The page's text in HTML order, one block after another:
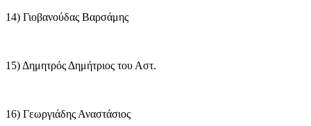
14) Γιοβανούδας Βαρσάμης
15) Δημητρός Δημήτριος του Αστ.
16) Γεωργιάδης Αναστάσιος